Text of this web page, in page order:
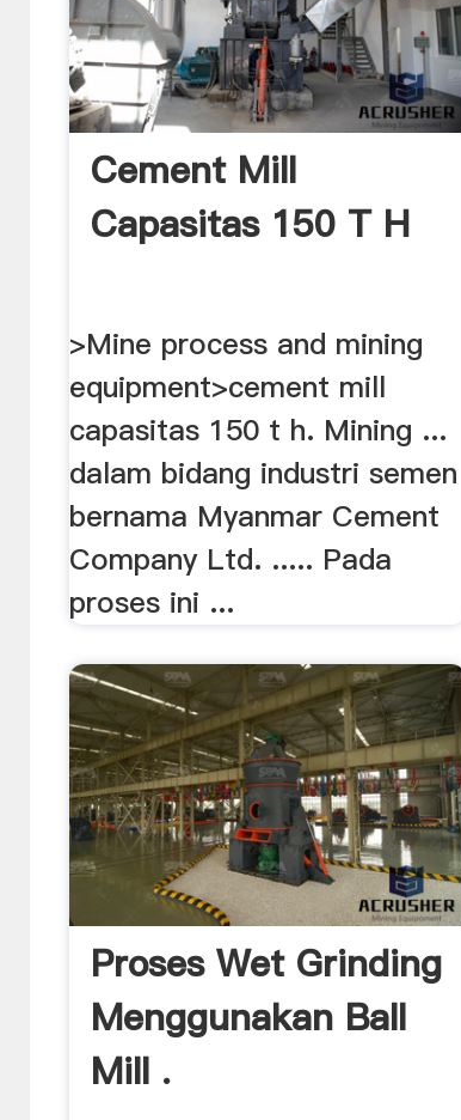
Cement Mill
Capasitas 150 T H
>Mine process and mining
equipment>cement mill
capasitas 150 t h. Mining ...
dalam bidang industri semen
bernama Myanmar Cement
Company Ltd. ..... Pada
proses ini ...
Proses Wet Grinding
Menggunakan Ball
Mill .